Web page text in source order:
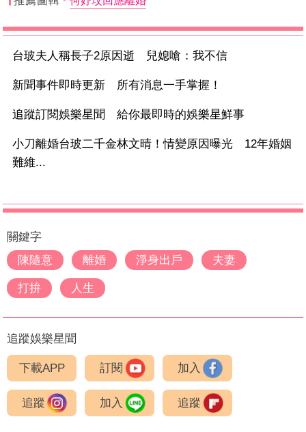
台玻夫人稱長子2原因逝 兒媳嗆：我不信
新聞事件即時更新 所有消息一手掌握！
追蹤訂閱娛樂星聞 給你最即時的娛樂星鮮事
小刀離婚台玻二千金林文晴！情變原因曝光 12年婚姻
難維...
關鍵字
陳隨意
離婚 淨身出戶 夫妻
打拚 人生
追蹤娛樂星聞
下載APP 訂閱 加入
追蹤 加入 追蹤